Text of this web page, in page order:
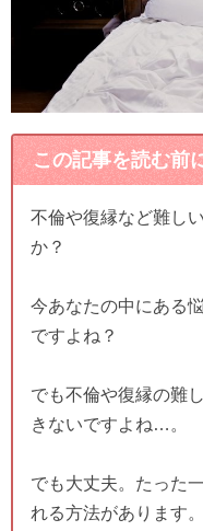
この記事を読む前
不倫や復縁など難し
か？
今あなたの中にある
ですよね？
でも不倫や復縁の難
きないですよね…。
でも大丈夫。たった
れる方法があります